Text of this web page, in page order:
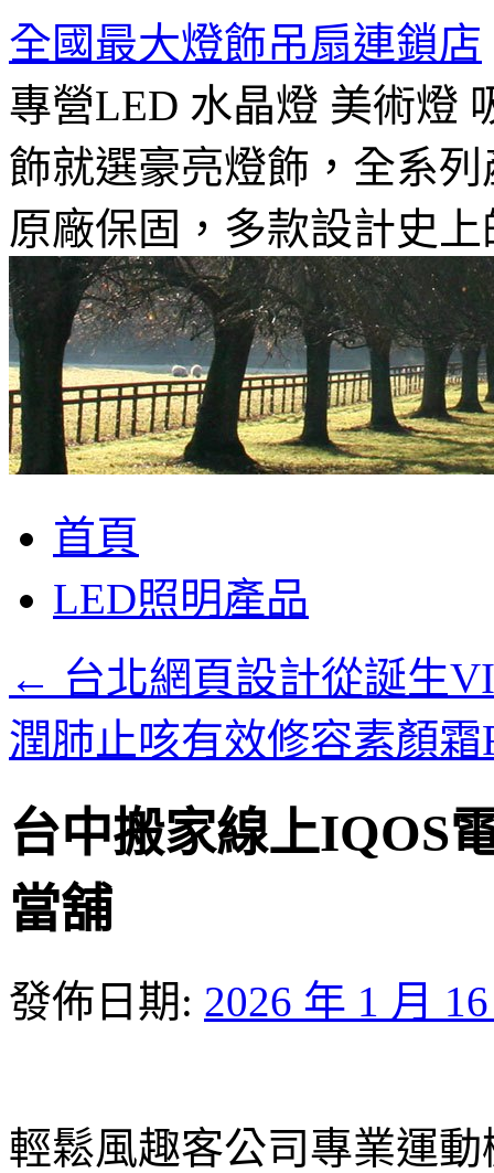
全國最大燈飾吊扇連鎖店
專營LED 水晶燈 美術燈
飾就選豪亮燈飾，全系
原廠保固，多款設計史
至
要
首頁
LED照明產品
← 台北網頁設計從誕生
潤肺止咳有效修容素顏霜
台中搬家線上IQOS
當舖
發佈日期: 2026 年 1 月
輕鬆風趣客公司專業運